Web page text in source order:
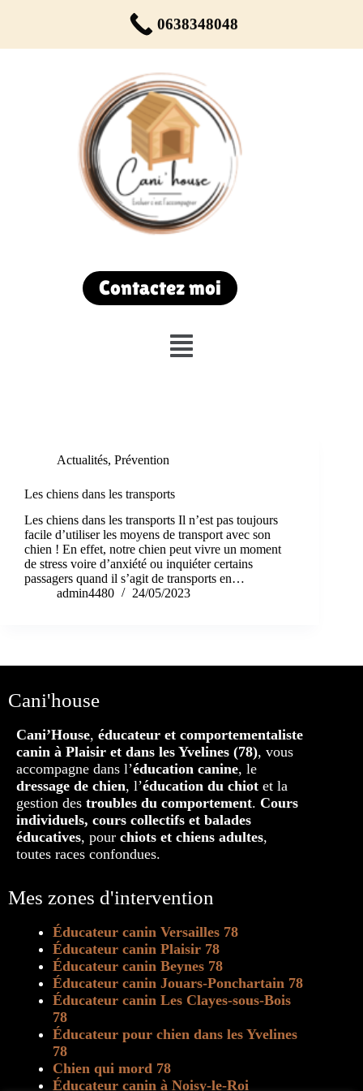
Réservez votre rendez-vous dès maintenant !
Du lundi au samedi de 9h00 à 19h00
Contactez moi
Actualités, Prévention
Les chiens dans les transports
Les chiens dans les transports Il n’est pas toujours
facile d’utiliser les moyens de transport avec son
chien ! En effet, notre chien peut vivre un moment
de stress voire d’anxiété ou inquiéter certains
passagers quand il s’agit de transports en…
admin4480
24/05/2023
Cani'house
Cani’House, éducateur et comportementaliste
canin à Plaisir et dans les Yvelines (78), vous
accompagne dans l’éducation canine, le
dressage de chien, l’éducation du chiot et la
gestion des troubles du comportement. Cours
individuels, cours collectifs et balades
éducatives, pour chiots et chiens adultes,
toutes races confondues.
Mes zones d'intervention
Éducateur canin Versailles 78
Éducateur canin Plaisir 78
Éducateur canin Beynes 78
Éducateur canin Jouars-Ponchartain 78
Éducateur canin Les Clayes-sous-Bois
78
Éducateur pour chien dans les Yvelines
78
Chien qui mord 78
Éducateur canin à Noisy-le-Roi
0638348048